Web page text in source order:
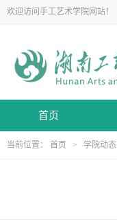
欢迎访问手工艺术学院网站！
首页
当前位置： 首页 > 学院动态